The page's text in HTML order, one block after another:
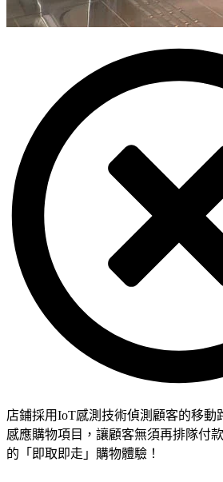
店鋪採用IoT感測技術偵測顧客的移動
感應購物項目，讓顧客無須再排隊付
的「即取即走」購物體驗！